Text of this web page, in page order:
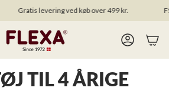
Gratis levering ved køb over 499 kr.
Account
TIL 4 ÅRIGE